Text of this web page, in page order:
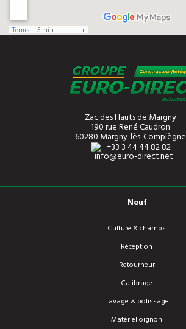
Zac des Hauts de Margny
190 rue René Caudron
60280 Margny-lès-Compiègne
+33 3 44 44 82 82
info@euro-direct.net
Neuf
Culture & champs
Réception
Retourneur
Calibrage
Lavage & polissage
Matériel oignon